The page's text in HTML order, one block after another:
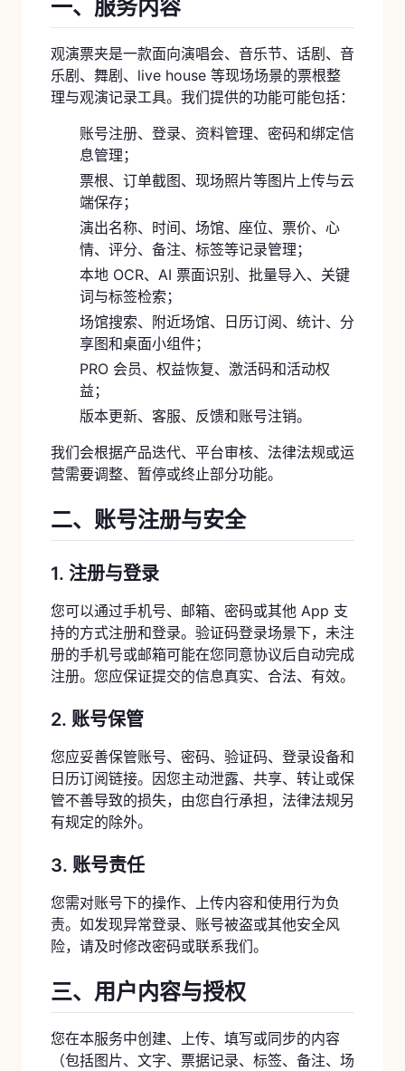
一、服务内容
观演票夹是一款面向演唱会、音乐节、话剧、音
乐剧、舞剧、live house 等现场场景的票根整
理与观演记录工具。我们提供的功能可能包括：
账号注册、登录、资料管理、密码和绑定信
息管理；
票根、订单截图、现场照片等图片上传与云
端保存；
演出名称、时间、场馆、座位、票价、心
情、评分、备注、标签等记录管理；
本地 OCR、AI 票面识别、批量导入、关键
词与标签检索；
场馆搜索、附近场馆、日历订阅、统计、分
享图和桌面小组件；
PRO 会员、权益恢复、激活码和活动权
益；
版本更新、客服、反馈和账号注销。
我们会根据产品迭代、平台审核、法律法规或运
营需要调整、暂停或终止部分功能。
二、账号注册与安全
1. 注册与登录
您可以通过手机号、邮箱、密码或其他 App 支
持的方式注册和登录。验证码登录场景下，未注
册的手机号或邮箱可能在您同意协议后自动完成
注册。您应保证提交的信息真实、合法、有效。
2. 账号保管
您应妥善保管账号、密码、验证码、登录设备和
日历订阅链接。因您主动泄露、共享、转让或保
管不善导致的损失，由您自行承担，法律法规另
有规定的除外。
3. 账号责任
您需对账号下的操作、上传内容和使用行为负
责。如发现异常登录、账号被盗或其他安全风
险，请及时修改密码或联系我们。
三、用户内容与授权
您在本服务中创建、上传、填写或同步的内容
（包括图片、文字、票据记录、标签、备注、场